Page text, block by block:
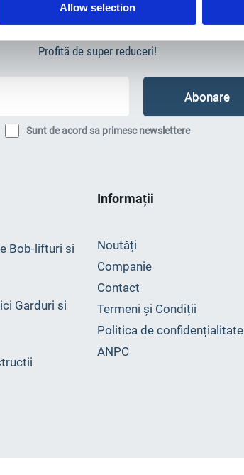
Allow selection
Newsletter
Profită de super reduceri!
Sunt de acord sa primesc newslettere
Bob-lifturi si
Garduri si
Informații
Noutăți
Companie
Contact
Termeni și Condiții
Politica de confidențialitate
ANPC